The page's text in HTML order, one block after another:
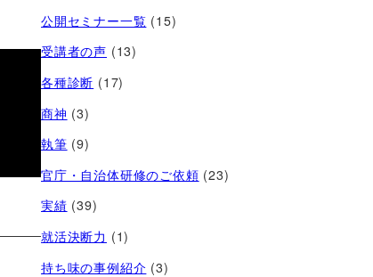
公開セミナー一覧 (15)
受講者の声 (13)
各種診断 (17)
商神 (3)
執筆 (9)
官庁・自治体研修のご依頼 (23)
実績 (39)
就活決断力 (1)
持ち味の事例紹介 (3)